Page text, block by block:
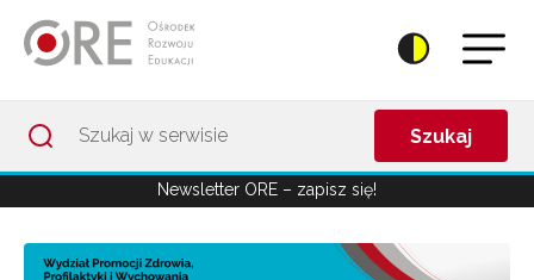
Szukaj
Newsletter ORE – zapisz się!